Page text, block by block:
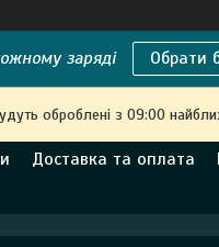
заряді Обрати
оброблені з 09:00
Доставка та оплата